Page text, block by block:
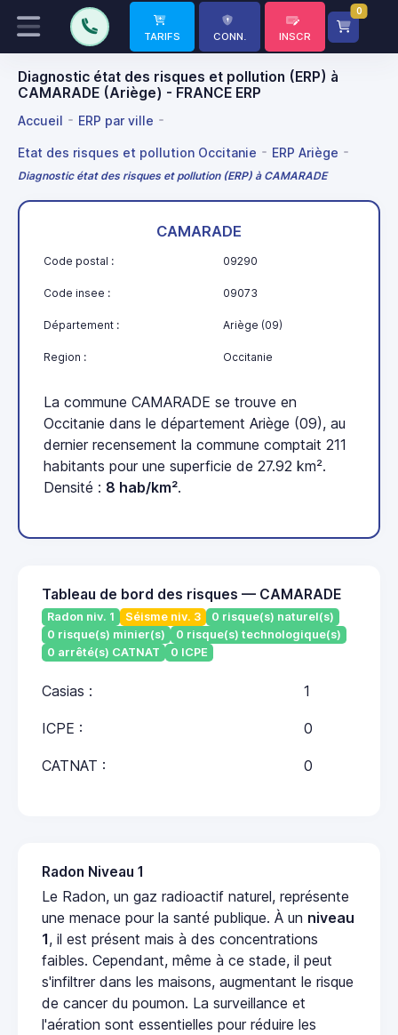
TARIFS CONN. INSCR
0
Diagnostic état des risques et pollution (ERP) à
CAMARADE (Ariège) - FRANCE ERP
Accueil ERP par ville
Etat des risques et pollution Occitanie ERP Ariège
Diagnostic état des risques et pollution (ERP) à CAMARADE
CAMARADE
Code postal : 09290
Code insee : 09073
Département : Ariège (09)
Region : Occitanie
La commune CAMARADE se trouve en
Occitanie dans le département Ariège (09), au
dernier recensement la commune comptait 211
habitants pour une superficie de 27.92 km².
Densité : 8 hab/km².
Tableau de bord des risques — CAMARADE
Radon niv. 1 Séisme niv. 3
0 risque(s) naturel(s)
0 risque(s) minier(s)
0 risque(s) technologique(s)
0 arrêté(s) CATNAT
0 ICPE
Casias : 1
ICPE : 0
CATNAT : 0
Radon Niveau 1
Le Radon, un gaz radioactif naturel, représente
une menace pour la santé publique. À un niveau
1, il est présent mais à des concentrations
faibles. Cependant, même à ce stade, il peut
s'infiltrer dans les maisons, augmentant le risque
de cancer du poumon. La surveillance et
l'aération sont essentielles pour réduire les